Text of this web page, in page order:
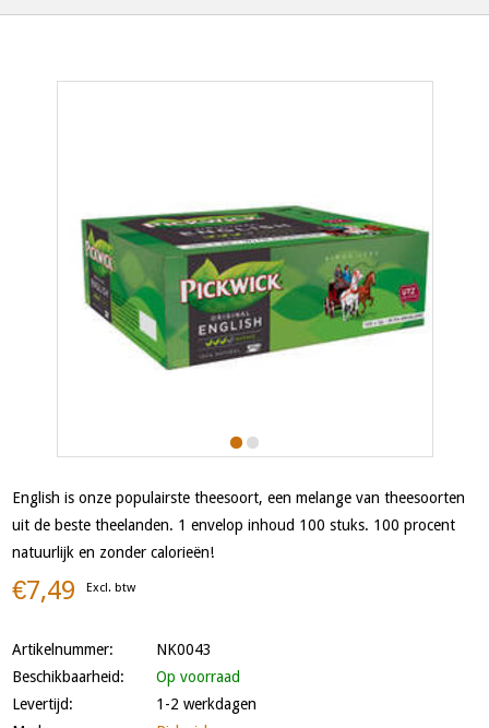
English is onze populairste theesoort, een melange van theesoorten
uit de beste theelanden. 1 envelop inhoud 100 stuks. 100 procent
natuurlijk en zonder calorieën!
€7,49 Excl. btw
Artikelnummer:
NK0043
Beschikbaarheid:
Op voorraad
Levertijd:
1-2 werkdagen